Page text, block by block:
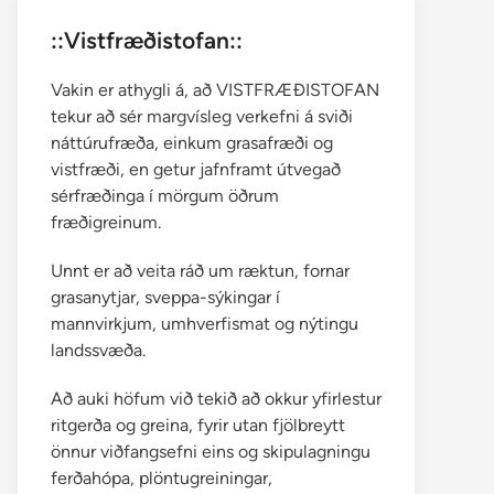
::Vistfræðistofan::
Vakin er athygli á, að VISTFRÆÐISTOFAN
tekur að sér margvísleg verkefni á sviði
náttúrufræða, einkum grasafræði og
vistfræði, en getur jafnframt útvegað
sérfræðinga í mörgum öðrum
fræðigreinum.
Unnt er að veita ráð um ræktun, fornar
grasanytjar, sveppa-sýkingar í
mannvirkjum, umhverfismat og nýtingu
landssvæða.
Að auki höfum við tekið að okkur yfirlestur
ritgerða og greina, fyrir utan fjölbreytt
önnur viðfangsefni eins og skipulagningu
ferðahópa, plöntugreiningar,